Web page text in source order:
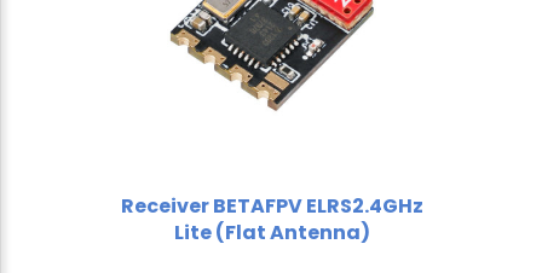
Receiver BETAFPV ELRS2.4GHz
Lite (Flat Antenna)